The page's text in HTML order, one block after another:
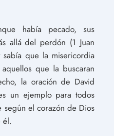
había pecado, sus
allá del perdón (1 Juan
que la misericordia
que la buscaran
la oración de David
un ejemplo para todos
según el corazón de Dios
él.